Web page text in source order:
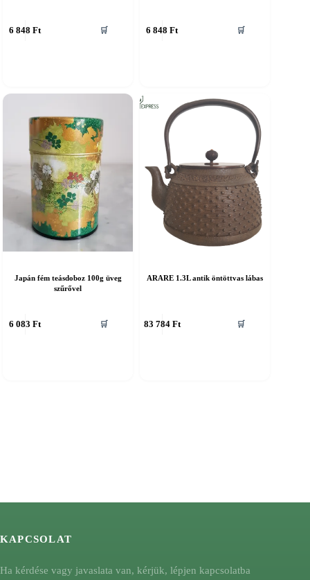
6 848Ft 🛒 6 848Ft 🛒
Japán fém teásdoboz 100g üveg
szűrővel
6 083Ft 🛒
ARARE 1.3L antik öntöttvas lábas
83 784 Ft 🛒
KAPCSOLAT
Ha kérdése vagy javaslata van, kérjük, lépjen kapcsolatba